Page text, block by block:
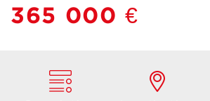
365 000 €